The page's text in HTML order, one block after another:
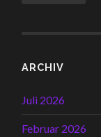
ARCHIV
Juli 2026
Februar 2026